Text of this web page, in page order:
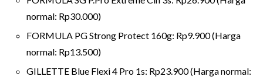
normal: Rp30.000)
FORMULA PG Strong Protect 160g: Rp9.900 (Harga
normal: Rp13.500)
GILLETTE Blue Flexi 4 Pro 1s: Rp23.900 (Harga normal: